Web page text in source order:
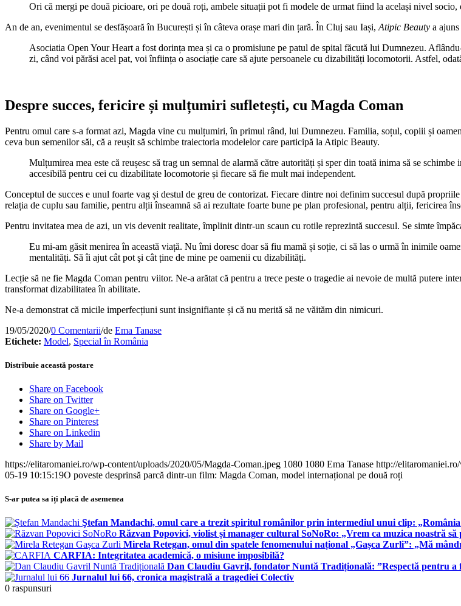
Ori că mergi pe două picioare, ori pe două roți, ambele situații pot fi modele de urmat fiind la același nivel socio,
An de an, evenimentul se desfășoară în București și în câteva orașe mari din țară. În Cluj sau Iași, Atipic Beauty a
Asociatia Open Your Heart a fost dorința mea și ca o promisiune pe patul de spital făcută lui Dumnezeu.
zi, când voi părăsi acel pat, voi înființa o asociație care să ajute persoanele cu dizabilități locomotorii. Astfel,
Despre succes, fericire și mulțumiri sufletești, cu Magda Coman
Pentru omul care s-a format azi, Magda vine cu mulțumiri, în primul rând, lui Dumnezeu. Familia, soțul, copiii și
ceva bun semenilor săi, că a reușit să schimbe traiectoria modelelor care participă la Atipic Beauty.
Mulțumirea mea este că reușesc să trag un semnal de alarmă către autorități și sper din toată inima să se
accesibilă pentru cei cu dizabilitate locomotorie și fiecare să fie mult mai independent.
Conceptul de succes e unul foarte vag și destul de greu de contorizat. Fiecare dintre noi definim succesul după
relația de cuplu sau familie, pentru alții înseamnă să ai rezultate foarte bune pe plan profesional, pentru alții, fericirea
Pentru invitatea mea de azi, un vis devenit realitate, împlinit dintr-un scaun cu rotile reprezintă succesul. Se simte
Eu mi-am găsit menirea în această viață. Nu îmi doresc doar să fiu mamă și soție, ci să las o urmă în inimile
mentalități. Să îi ajut cât pot şi cât ține de mine pe oamenii cu dizabilități.
Lecție să ne fie Magda Coman pentru viitor. Ne-a arătat că pentru a trece peste o tragedie ai nevoie de multă putere
transformat dizabilitatea în abilitate.
Ne-a demonstrat că micile imperfecțiuni sunt insignifiante și că nu merită să ne văităm din nimicuri.
19/05/2020/0 Comentarii/de Ema Tanase
Etichete: Model, Special în România
Distribuie această postare
Share on Facebook
Share on Twitter
Share on Google+
Share on Pinterest
Share on Linkedin
Share by Mail
https://elitaromaniei.ro/wp-content/uploads/2020/05/Magda-Coman.jpeg 1080 1080 Ema Tanase http://
05-19 10:15:19O poveste desprinsă parcă dintr-un film: Magda Coman, model internațional pe două roți
S-ar putea sa iți placă de asemenea
Ştefan Mandachi, omul care a trezit spiritul românilor prin intermediul unui clip:
Răzvan Popovici, violist și manager cultural SoNoRo: „Vrem ca muzica noastră
Mirela Retegan, omul din spatele fenomenului național „Gașca Zurli”: „Mă
CARFIA: Integritatea academică, o misiune imposibilă?
Dan Claudiu Gavril, fondator Nuntă Tradițională: ”Respectă pentru a
Jurnalul lui 66, cronica magistrală a tragediei Colectiv
0 raspunsuri